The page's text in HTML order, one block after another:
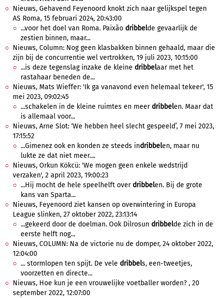
Nieuws, Gehavend Feyenoord knokt zich naar gelijkspel tegen
AS Roma, 15 februari 2024, 20:43:00
...voor het doel van Roma. Paixão dribbelde gevaarlijk de
zestien binnen, maar...
Nieuws, Column: Nog geen klasbakken binnen gehaald, maar die
zijn bij de concurrentie wel vertrokken, 19 juli 2023, 10:15:00
...is deze tegenslag inzake de kleine dribbelaar met het
rastahaar beneden de...
Nieuws, Mats Wieffer: 'Ik ga vanavond even helemaal tekeer', 15
mei 2023, 09:02:45
...schakelen in de kleine ruimtes en meerdribbelen. Maar dat
is allemaal voor...
Nieuws, Arne Slot: ‘We hebben heel slecht gespeeld’, 7 mei 2023,
17:15:52
...Gimenez ook en konden ze steeds indribbelen, maar nu
lukte ze dat niet meer....
Nieuws, Orkun Kökcü: 'We mogen geen enkele wedstrijd
verzaken', 2 april 2023, 19:00:23
...Hij mocht de hele speelhelft overdribbelen. Bij de grote
kans van Sparta...
Nieuws, Feyenoord ziet kansen op overwintering in Europa
League slinken, 27 oktober 2022, 23:13:14
...gekeerd door de doelman. Ook Dilrosun dribbelde zich in de
eerste helft nog...
Nieuws, COLUMN: Na de victorie nu de domper, 24 oktober 2022,
12:04:00
... stormlopen ten spijt. De vele dribbels, een-tweetjes,
voorzetten en directe...
Nieuws, Hoe kun je een vrouwelijke voetballer worden? , 20
september 2022, 12:07:00